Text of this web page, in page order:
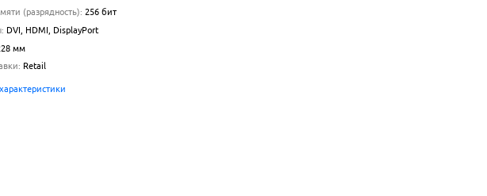
(разрядность): 256 бит
: DVI, HDMI, DisplayPort
мм
: Retail